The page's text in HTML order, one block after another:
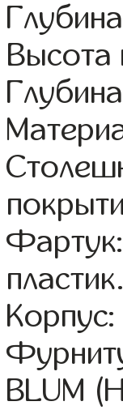
пластик.
BLUM